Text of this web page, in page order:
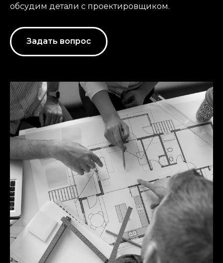
обсудим детали с проектировщиком.
Задать вопрос